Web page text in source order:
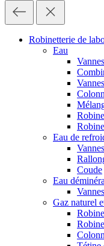
Robinetterie de
Eau
Vannes
Eau de
Vannes
Coude
Eau
Vannes
Gaz naturel